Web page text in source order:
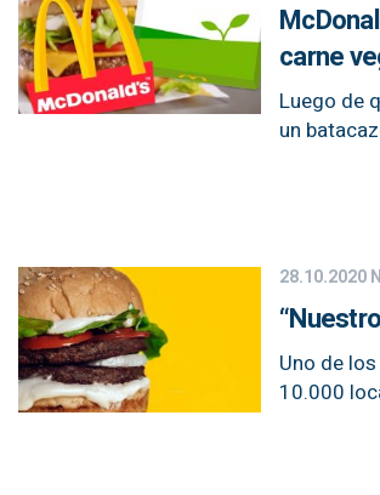
carne
Luego de
un
28.10.2020
Uno de
10.000